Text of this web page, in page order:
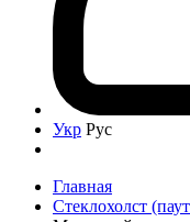
Укр Рус
Главная
Стеклохолст